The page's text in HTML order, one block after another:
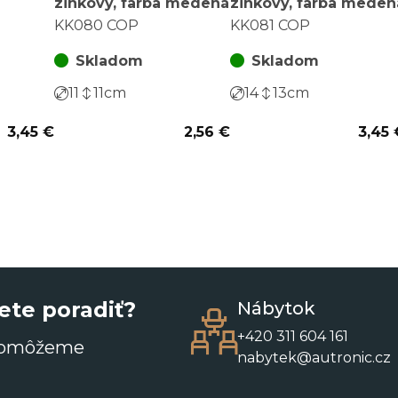
3,45 €
KK080 COP
Skladom
11
11cm
2,56 €
KK081 COP
Skladom
14
13cm
3,45
poradiť? Nábytok
+420 311 604 161
nabytek@autronic.cz